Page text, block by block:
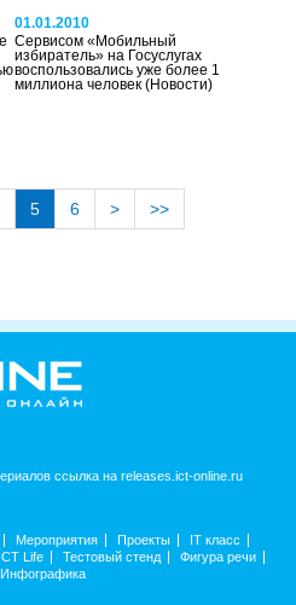
01.01.2010
Сервисом «Мобильный
избиратель» на Госуслугах
воспользовались уже более 1
миллиона человек(Новости)
5 6 > >>
ссылка на releases.ict-online.ru
Мероприятия Проекты
IT класс
ICT Life Тестовый стенд
Фигура речи
Инфографика